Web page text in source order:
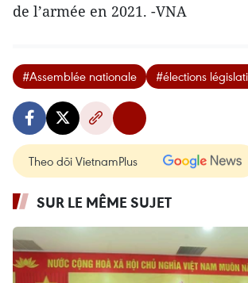
de l’armée en 2021. -VNA
#Assemblée nationale #élections
Theo dõi VietnamPlus
SUR LE MÊME SUJET